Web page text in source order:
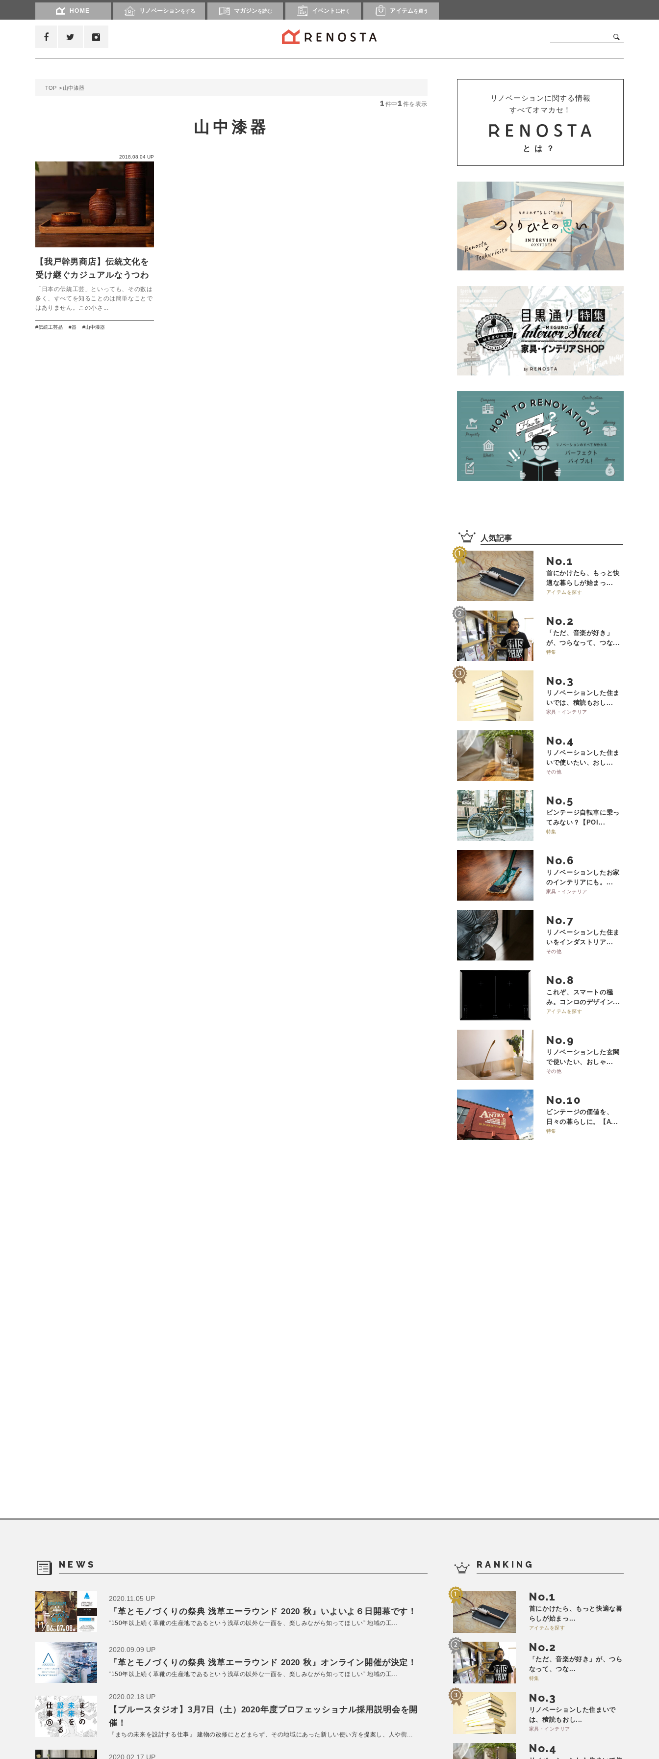
HOME リノベーションをする マガジンを読む イベント に行く アイテムを買う
TOP 山中漆器
1 件中1 件を表示
山中漆器
2018.08.04 UP
【我戸幹男商店】伝統文化を
受け継ぐカジュアルなうつわ
「日本の伝統工芸」といっても、その数は
多く、すべてを知ることのは簡単なことで
はありません。この小さ...
伝統工芸品 器 山中漆器
リノベーションに関する情報
すべてオマカセ！
とは？
人気記事
No.
首にかけたら、もっと快
適な暮らしが始まっ...
アイテムを探す
No.
「ただ、音楽が好き」
が、つらなって、つな...
特集
No.
リノベーションした住ま
いでは、積読もおし...
家具・インテリア
No.
リノベーションした住ま
いで使いたい、おし...
その他
No.
ビンテージ自転車に乗っ
てみない？【POI...
特集
No.
リノベーションしたお家
のインテリアにも。...
家具・インテリア
No.
リノベーションした住ま
いをインダストリア...
その他
No.
これぞ、スマートの極
み。コンロのデザイン...
アイテムを探す
No.
リノベーションした玄関
で使いたい、おしゃ...
その他
No.
ビンテージの価値を、
日々の暮らしに。【A...
特集
NEWS
2020.11.05 UP
『革とモノづくりの祭典 浅草エーラウンド 2020 秋』いよいよ６日開幕です！
“150年以上続く革靴の生産地であるという浅草の以外な一面を、楽しみながら知ってほしい” 地域の工...
2020.09.09 UP
『革とモノづくりの祭典 浅草エーラウンド 2020 秋』オンライン開催が決定！
“150年以上続く革靴の生産地であるという浅草の以外な一面を、楽しみながら知ってほしい” 地域の工...
2020.02.18 UP
【ブルースタジオ】3月7日（土）2020年度プロフェッショナル採用説明会を開
催！
『まちの未来を設計する仕事』 建物の改修にとどまらず、その地域にあった新しい使い方を提案し、人や街...
2020.02.17 UP
RANKING
No.
首にかけたら、もっと快適な暮
らしが始まっ...
アイテムを探す
No.
「ただ、音楽が好き」が、つら
なって、つな...
特集
No.
リノベーションした住まいで
は、積読もおし...
家具・インテリア
No.